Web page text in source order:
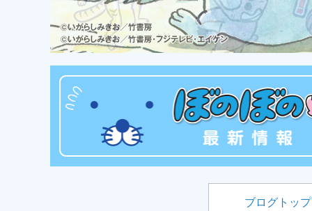
ブログトップ